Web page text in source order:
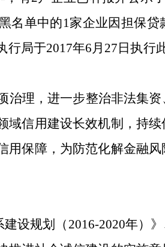
名单中的1家企业因担保
局于2017年6月27日执行
治理，进一步整治非法集
域信用建设长效机制，持
用保障，为防范化解金融
设规划（2016-2020年）